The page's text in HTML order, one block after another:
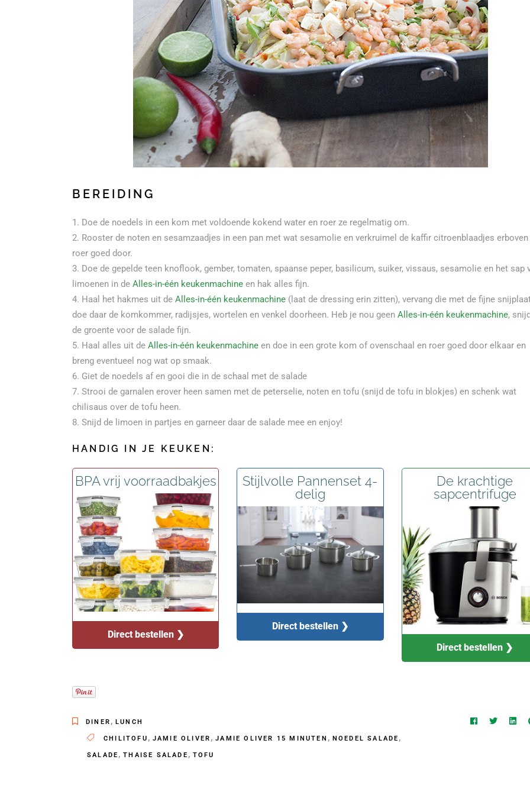
BEREIDING
Doe de noedels in een kom met voldoende kokend water en roer ze regelmatig om.
Rooster de noten en sesamzaadjes in een pan met wat sesamolie en verkruimel de kaffir citroenblaadjes erboven
roer goed door.
Doe de gepelde teen knoflook, gember, tomaten, spaanse peper, basilicum, suiker, vissaus, sesamolie en het sap
limoenen in de Alles-in-één keukenmachine en hak alles fijn.
Haal het hakmes uit de Alles-in-één keukenmachine (laat de dressing erin zitten), vervang die met de fijne
doe daar de komkommer, radijsjes, wortelen en venkel doorheen. Heb je nou geen Alles-in-één keukenmachine,
de groente voor de salade fijn.
Haal alles uit de Alles-in-één keukenmachine en doe in een grote kom of ovenschaal en roer goed door elkaar en
breng eventueel nog wat op smaak.
Giet de noedels af en gooi die in de schaal met de salade
Strooi de garnalen erover heen samen met de peterselie, noten en tofu (snijd de tofu in blokjes) en schenk wat
chilisaus over de tofu heen.
Snijd de limoen in partjes en garneer daar de salade mee en enjoy!
HANDIG IN JE KEUKEN:
BPA vrij voorraadbakjes
Direct bestellen ❯
Stijlvolle Pannenset 4-
delig
Direct bestellen ❯
De krachtige
sapcentrifuge
Direct bestellen ❯
DINER , LUNCH
CHILITOFU , JAMIE OLIVER ,JAMIE OLIVER 15 MINUTEN , NOEDEL SALADE ,
SALADE ,THAISE SALADE , TOFU